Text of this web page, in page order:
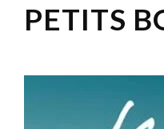
PETITS